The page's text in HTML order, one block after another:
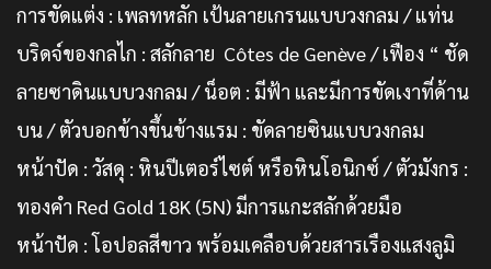
การขัดแต่ง : เพลทหลัก เป้นลายเกรนแบบวงกลม / แท่น
บริดจ์ของกลไก : สลักลาย Côtes de Genève / เฟือง “ ชัด
ลายซาดินแบบวงกลม / น็อต : มีฟ้า และมีการขัดเงาที่ด้าน
บน / ตัวบอกข้างขึ้นข้างแรม : ขัดลายซินแบบวงกลม
หน้าปัด : วัสดุ : หินปีเตอร์ไซต์ หรือหินโอนิกซ์ / ตัวมังกร :
ทองคำ Red Gold 18K (5N) มีการแกะสลักด้วยมือ
หน้าปัด : โอปอลสีขาว พร้อมเคลือบด้วยสารเรืองแสงลูมิ